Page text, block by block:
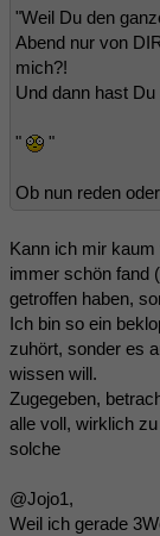
"Weil Du den
Abend nur von
mich?!
Und dann hast
" "
Ob nun reden
Kann ich mir
immer schön fand
getroffen haben,
Ich bin so ein
zuhört, sonder es
wissen will.
Zugegeben,
alle voll, wirklich
solche
@Jojo1,
Weil ich gerade